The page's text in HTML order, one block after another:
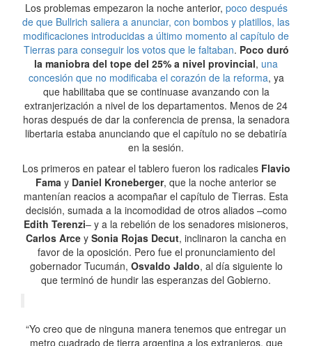
Los problemas empezaron la noche anterior, poco después
de que Bullrich saliera a anunciar, con bombos y platillos, las
modificaciones introducidas a último momento al capítulo de
Tierras para conseguir los votos que le faltaban. Poco duró
la maniobra del tope del 25% a nivel provincial, una
concesión que no modificaba el corazón de la reforma, ya
que habilitaba que se continuase avanzando con la
extranjerización a nivel de los departamentos. Menos de 24
horas después de dar la conferencia de prensa, la senadora
libertaria estaba anunciando que el capítulo no se debatiría
en la sesión.
Los primeros en patear el tablero fueron los radicales Flavio
Fama y Daniel Kroneberger, que la noche anterior se
mantenían reacios a acompañar el capítulo de Tierras. Esta
decisión, sumada a la incomodidad de otros aliados –como
Edith Terenzi– y a la rebelión de los senadores misioneros,
Carlos Arce y Sonia Rojas Decut, inclinaron la cancha en
favor de la oposición. Pero fue el pronunciamiento del
gobernador Tucumán, Osvaldo Jaldo, al día siguiente lo
que terminó de hundir las esperanzas del Gobierno.
“Yo creo que de ninguna manera tenemos que entregar un
metro cuadrado de tierra argentina a los extranjeros, que